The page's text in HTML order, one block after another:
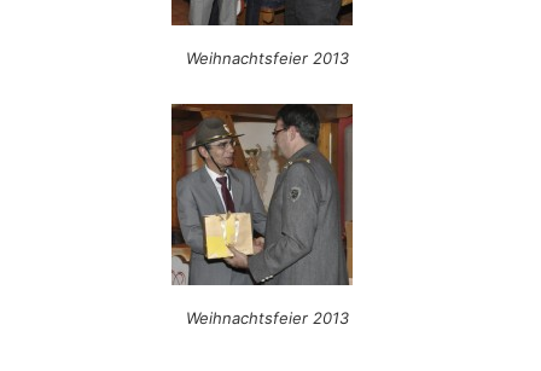
Weihnachtsfeier 2013
Weihnachtsfeier 2013